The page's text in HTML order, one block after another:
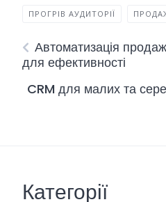
ПРОГРІВ АУДИТОРІЇ
Автоматизація
для ефективності
CRM для малих та
Категорії